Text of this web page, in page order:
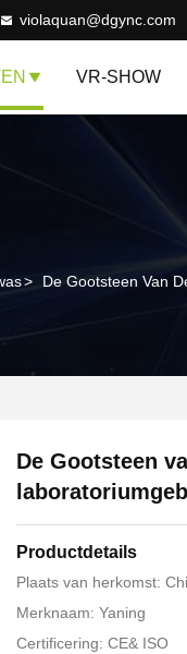
violaquan@dgync.com
VR-SHOW
> De Gootsteen Van
De Gootsteen
Productdetails
Plaats van herkomst:
Merknaam: Yaning
Certificering: CE& ISO